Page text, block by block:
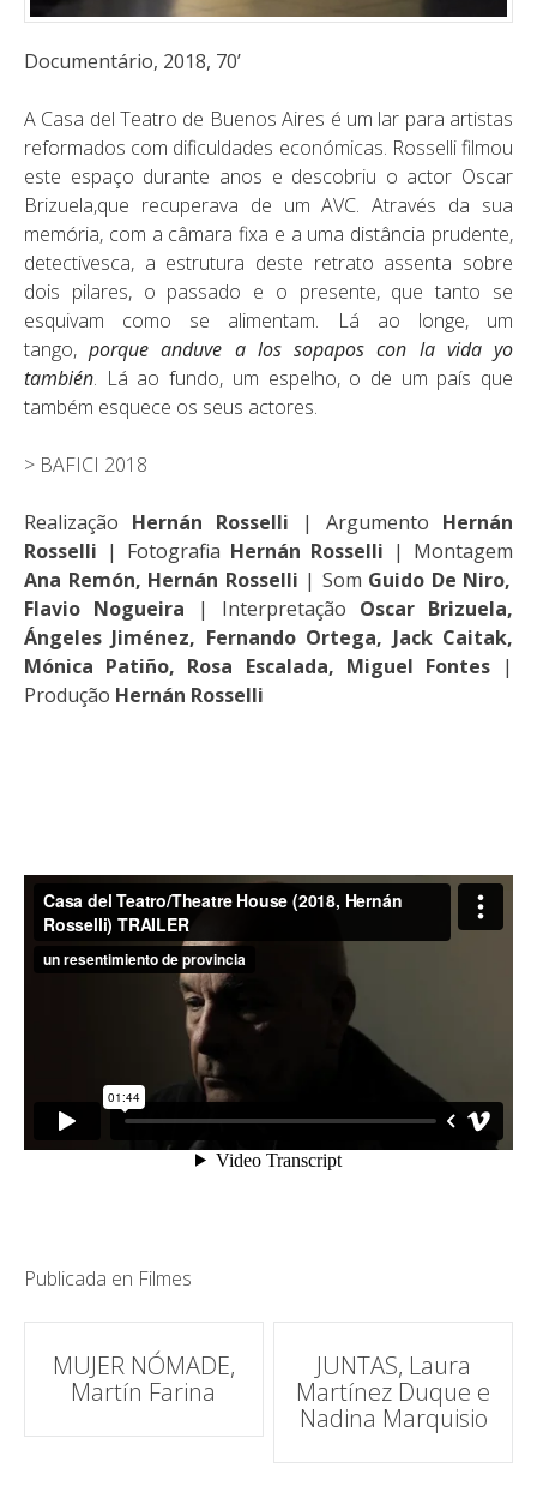
Documentário, 2018, 70’
A Casa del Teatro de Buenos Aires é um lar para artistas
reformados com dificuldades económicas. Rosselli filmou
este espaço durante anos e descobriu o actor Oscar
Brizuela,que recuperava de um AVC. Através da sua
memória, com a câmara fixa e a uma distância prudente,
detectivesca, a estrutura deste retrato assenta sobre
dois pilares, o passado e o presente, que tanto se
esquivam como se alimentam. Lá ao longe, um
tango,porque anduve a los sopapos con la vida yo
también. Lá ao fundo, um espelho, o de um país que
também esquece os seus actores.
> BAFICI 2018
Realização Hernán Rosselli | Argumento Hernán
Rosselli | Fotografia Hernán Rosselli | Montagem
Ana Remón, Hernán Rosselli | Som Guido De Niro,
Flavio Nogueira
| Interpretação Oscar Brizuela,
Ángeles Jiménez, Fernando Ortega, Jack Caitak,
Mónica Patiño, Rosa Escalada, Miguel Fontes |
Produção Hernán Rosselli
Publicada en Filmes
Navegación
MUJER NÓMADE,
Martín Farina
JUNTAS, Laura
Martínez Duque e
Nadina Marquisio